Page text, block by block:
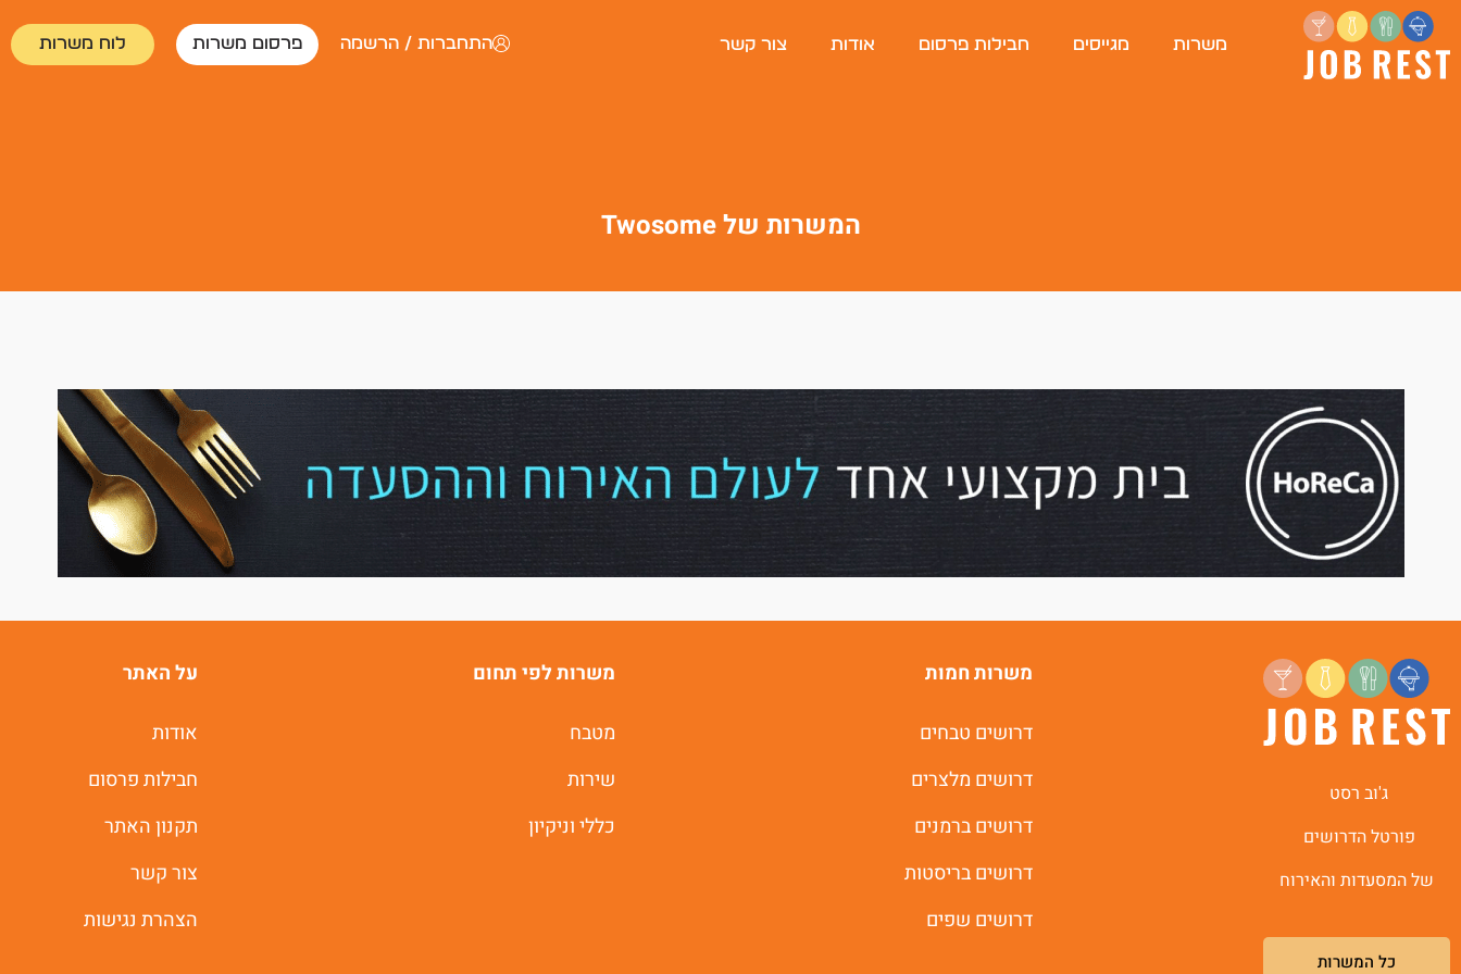
משרות מגייסים חבילות פרסום אודות צור קשר התחברות / הרשמה פרסום משרות לוח משרות
המשרות של Twosome
ג'וב רסט
פורטל הדרושים
של המסעדות והאירוח
כל המשרות
משרות חמות
דרושים טבחים
דרושים מלצרים
דרושים ברמנים
דרושים בריסטות
דרושים שפים
משרות לפי תחום
מטבח
שירות
כללי וניקיון
על האתר
אודות
חבילות פרסום
תקנון האתר
צור קשר
הצהרת נגישות
היי, אני סיגי
הצ'אטבוט החכמה
של ג'וב רסט.